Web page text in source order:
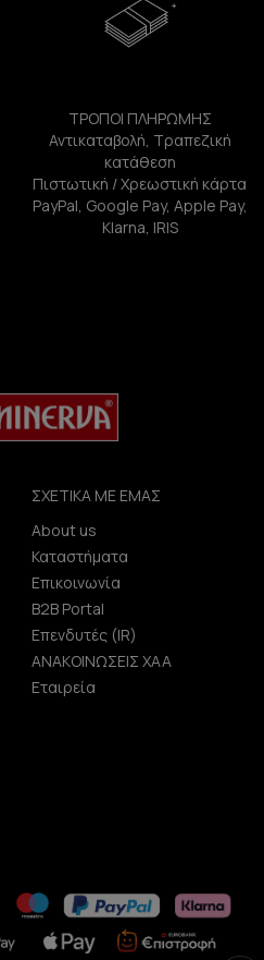
ΤΡΟΠΟΙ ΠΛΗΡΩΜΗΣ
Αντικαταβολή, Τραπεζική
κατάθεση
Πιστωτική / Χρεωστική κάρτα
PayPal, Google Pay, Apple Pay,
Klarna, IRIS
ΣΧΕΤΙΚΑ ΜΕ ΕΜΑΣ
About us
Καταστήματα
Επικοινωνία
B2B Portal
Επενδυτές (IR)
ΑΝΑΚΟΙΝΩΣΕΙΣ ΧΑΑ
Εταιρεία